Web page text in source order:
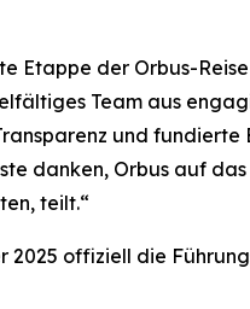
Etappe der Orbus-
Team aus
und
danken, Orbus auf
teilt.“
2025 offiziell die